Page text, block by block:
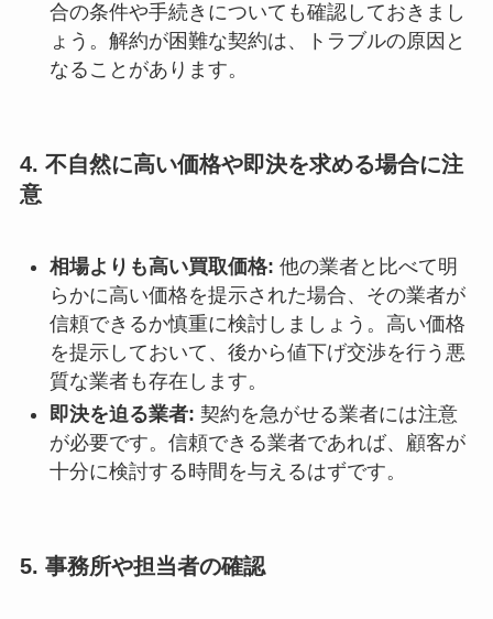
合の条件や手続きについても確認しておきまし
ょう。解約が困難な契約は、トラブルの原因と
なることがあります。
4. 不自然に高い価格や即決を求める場合に注
意
相場よりも高い買取価格: 他の業者と比べて明
らかに高い価格を提示された場合、その業者が
信頼できるか慎重に検討しましょう。高い価格
を提示しておいて、後から値下げ交渉を行う悪
質な業者も存在します。
即決を迫る業者: 契約を急がせる業者には注意
が必要です。信頼できる業者であれば、顧客が
十分に検討する時間を与えるはずです。
5. 事務所や担当者の確認